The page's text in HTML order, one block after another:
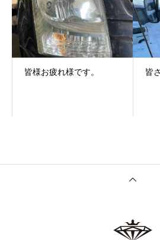
皆様お疲れ様です。 皆